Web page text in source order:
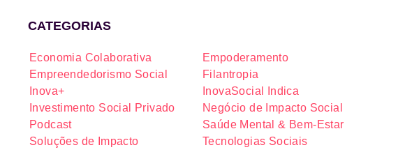
CATEGORIAS
Economia Colaborativa
Empoderamento
Empreendedorismo Social
Filantropia
Inova+
InovaSocial Indica
Investimento Social Privado
Negócio de Impacto Social
Podcast
Saúde Mental & Bem-Estar
Soluções de Impacto
Tecnologias Sociais